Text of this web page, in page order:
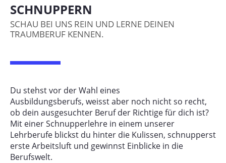
Aktuelles
Standorte
BAUTECHNIK
LANDTECHNIK
SCHNUPPERN
SCHAU BEI UNS REIN UND LERNE DEINEN
TRAUMBERUF KENNEN.
Du stehst vor der Wahl eines
Ausbildungsberufs, weisst aber noch nicht so recht,
ob dein ausgesuchter Beruf der Richtige für dich ist?
Mit einer Schnupperlehre in einem unserer
Lehrberufe blickst du hinter die Kulissen, schnupperst
erste Arbeitsluft und gewinnst Einblicke in die
Berufswelt.